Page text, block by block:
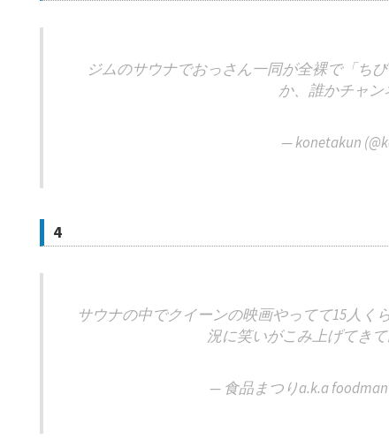
ジムのサウナでおっさん一同が全裸で「ち
か、誰かチャ
— konetakun
4
サウナの中でクイーンの映画やってて15人く
況に笑いがこみ上げてき
— 食品まつりa.k.a